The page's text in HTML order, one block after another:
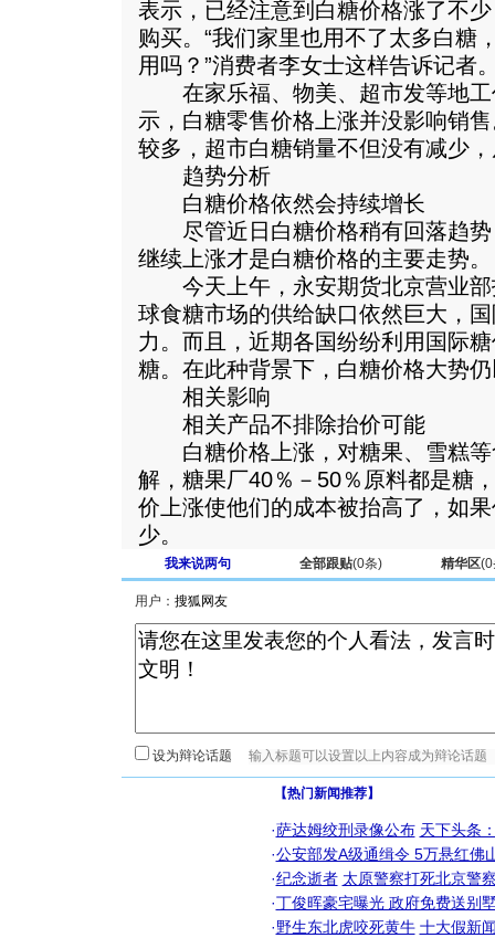
表示，已经注意到白糖价格涨了不
购买。“我们家里也用不了太多白糖
用吗？”消费者李女士这样告诉记者
在家乐福、物美、超市发等地工
示，白糖零售价格上涨并没影响销
较多，超市白糖销量不但没有减少
趋势分析
白糖价格依然会持续增长
尽管近日白糖价格稍有回落趋势
继续上涨才是白糖价格的主要走势。
今天上午，永安期货北京营业部
球食糖市场的供给缺口依然巨大，
力。而且，近期各国纷纷利用国际
糖。在此种背景下，白糖价格大势
相关影响
相关产品不排除抬价可能
白糖价格上涨，对糖果、雪糕等
解，糖果厂40％－50％原料都是糖
价上涨使他们的成本被抬高了，如
少。
我来说两句 全部跟贴(0条) 精华区(0
用户：
设为辩论话题
【热门新闻推荐】
·萨达姆绞刑录像公布 天下头条
·公安部发A级通缉令 5万悬红佛
·纪念逝者 太原警察打死北京警
·丁俊晖豪宅曝光 政府免费送别
·野生东北虎咬死黄牛 十大假新